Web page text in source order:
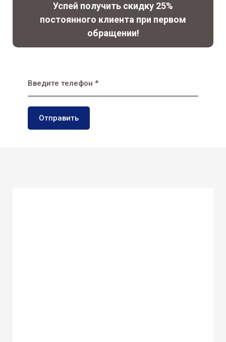
Успей получить скидку 25%
постоянного клиента при первом
обращении!
Введите телефон *
Отправить